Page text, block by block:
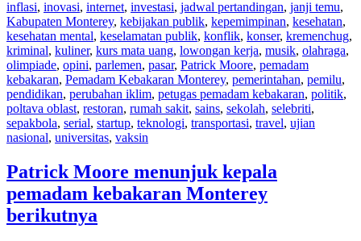
inflasi, inovasi, internet, investasi, jadwal pertandingan, janji temu,
Kabupaten Monterey, kebijakan publik, kepemimpinan, kesehatan,
kesehatan mental, keselamatan publik, konflik, konser, kremenchug,
kriminal, kuliner, kurs mata uang, lowongan kerja, musik, olahraga,
olimpiade, opini, parlemen, pasar, Patrick Moore, pemadam
kebakaran, Pemadam Kebakaran Monterey, pemerintahan, pemilu,
pendidikan, perubahan iklim, petugas pemadam kebakaran, politik,
poltava oblast, restoran, rumah sakit, sains, sekolah, selebriti,
sepakbola, serial, startup, teknologi, transportasi, travel, ujian
nasional, universitas, vaksin
Patrick Moore menunjuk kepala
pemadam kebakaran Monterey
berikutnya